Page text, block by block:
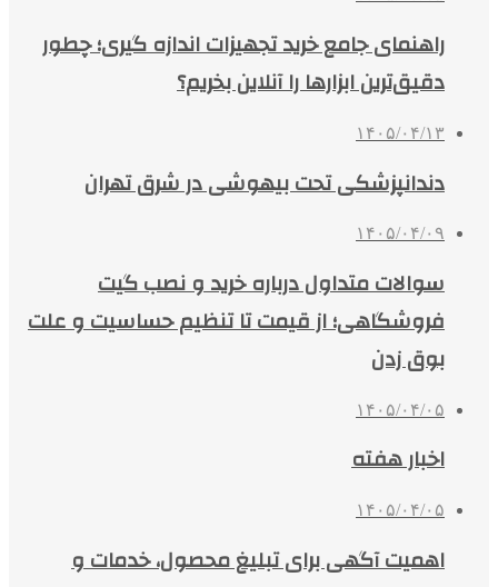
راهنمای جامع خرید تجهیزات اندازه گیری؛ چطور
دقیق‌ترین ابزارها را آنلاین بخریم؟
۱۴۰۵/۰۴/۱۳
دندانپزشکی تحت بیهوشی در شرق تهران
۱۴۰۵/۰۴/۰۹
سوالات متداول درباره خرید و نصب گیت
فروشگاهی؛ از قیمت تا تنظیم حساسیت و علت
بوق زدن
۱۴۰۵/۰۴/۰۵
اخبار هفته
۱۴۰۵/۰۴/۰۵
اهمیت آگهی برای تبلیغ محصول، خدمات و